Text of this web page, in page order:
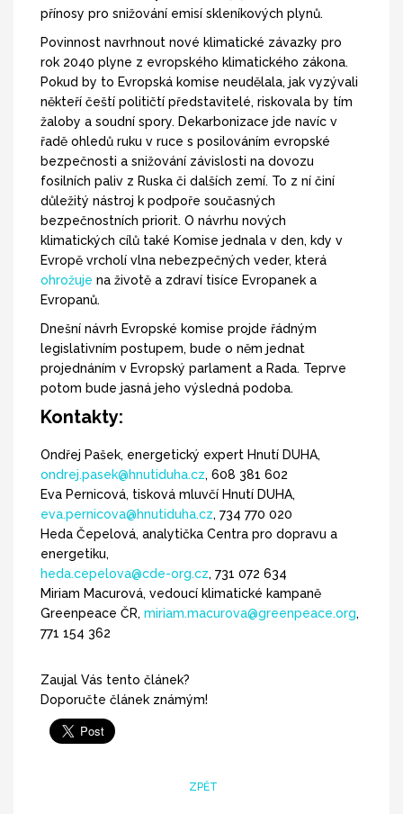
přínosy pro snižování emisí skleníkových plynů.
Povinnost navrhnout nové klimatické závazky pro
rok 2040 plyne z evropského klimatického zákona.
Pokud by to Evropská komise neudělala, jak vyzývali
někteří čeští političtí představitelé, riskovala by tím
žaloby a soudní spory. Dekarbonizace jde navíc v
řadě ohledů ruku v ruce s posilováním evropské
bezpečnosti a snižování závislosti na dovozu
fosilních paliv z Ruska či dalších zemí. To z ní činí
důležitý nástroj k podpoře současných
bezpečnostních priorit. O návrhu nových
klimatických cílů také Komise jednala v den, kdy v
Evropě vrcholí vlna nebezpečných veder, která
ohrožuje na životě a zdraví tisíce Evropanek a
Evropanů.
Dnešní návrh Evropské komise projde řádným
legislativním postupem, bude o něm jednat
projednáním v Evropský parlament a Rada. Teprve
potom bude jasná jeho výsledná podoba.
Kontakty:
Ondřej Pašek, energetický expert Hnutí DUHA,
ondrej.pasek@hnutiduha.cz, 608 381 602
Eva Pernicová, tisková mluvčí Hnutí DUHA,
eva.pernicova@hnutiduha.cz, 734 770 020
Heda Čepelová, analytička Centra pro dopravu a
energetiku,
heda.cepelova@cde-org.cz, 731 072 634
Miriam Macurová, vedoucí klimatické kampaně
Greenpeace ČR, miriam.macurova@greenpeace.org,
771 154 362
Zaujal Vás tento článek?
Doporučte článek známým!
ZPĚT